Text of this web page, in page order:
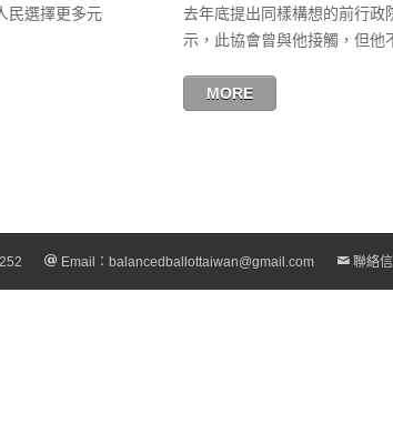
民選擇更多元
去年底提出同樣構想的前行政
示，此協會曾與他接觸，但他
MORE
Email： balancedballottaiwan@gmail.com 聯絡